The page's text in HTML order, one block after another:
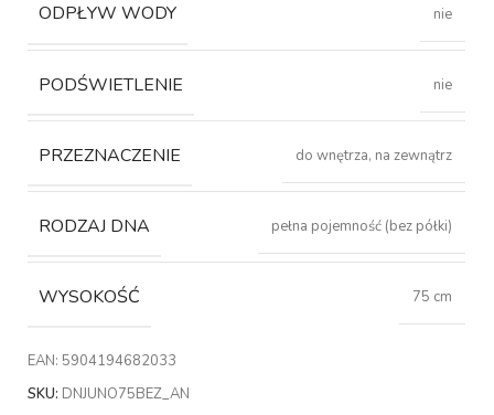
ODPŁYW WODY nie
PODŚWIETLENIE nie
PRZEZNACZENIE do wnętrza, na zewnątrz
RODZAJ DNA pełna pojemność (bez półki)
WYSOKOŚĆ 75 cm
EAN: 5904194682033
SKU: DNJUNO75BEZ_AN